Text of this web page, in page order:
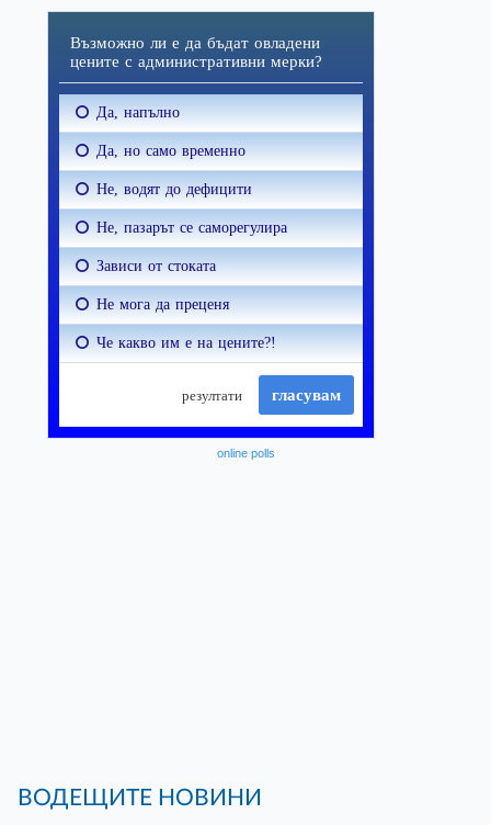
online polls
ВОДЕЩИТЕ НОВИНИ